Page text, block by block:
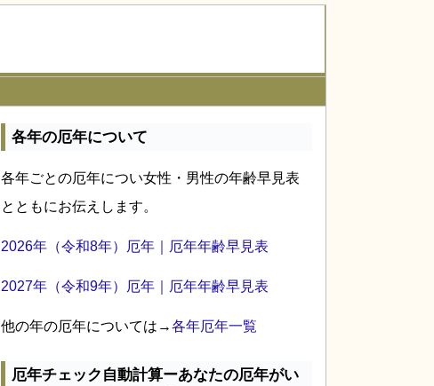
各年の厄年について
各年ごとの厄年につい女性・男性の年齢早見表
とともにお伝えします。
2026年（令和8年）厄年｜厄年年齢早見表
2027年（令和9年）厄年｜厄年年齢早見表
他の年の厄年については→各年厄年一覧
厄年チェック自動計算ーあなたの厄年がい